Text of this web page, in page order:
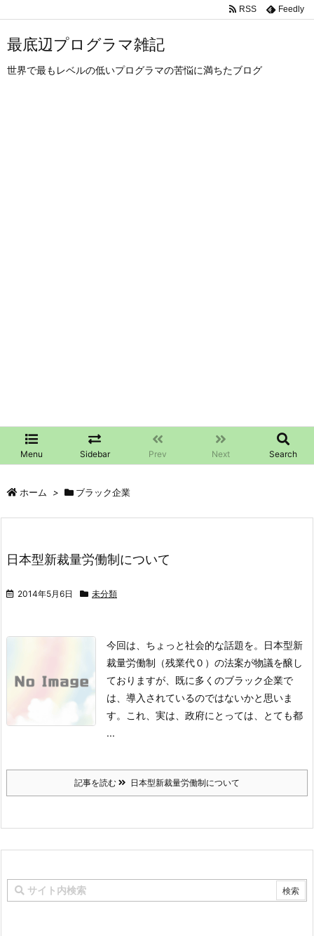
最底辺プログラマ雑記
世界で最もレベルの低いプログラマの苦悩に満ちたブログ
Menu Sidebar Prev Next Search
RSS Feedly
ホーム > ブラック企業
日本型新裁量労働制について
2014年5月6日 未分類
今回は、ちょっと社会的な話題を。
日本型新
裁量労働制（残業代０）の法案が物議を醸し
ておりますが、 既に多くのブラック企業で
は、導入されているのではないかと思いま
す。
これ、実は、政府にとっては、とても都
...
記事を読む 日本型新裁量労働制について